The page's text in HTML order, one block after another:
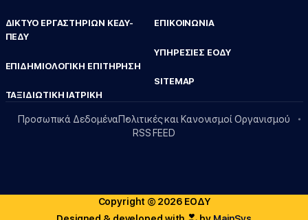
ΔΙΚΤΥΟ ΕΡΓΑΣΤΗΡΙΩΝ ΚΕΔΥ-
ΠΕΔΥ
ΕΠΙΔΗΜΙΟΛΟΓΙΚΗ ΕΠΙΤΗΡΗΣΗ
ΤΑΞΙΔΙΩΤΙΚΗ ΙΑΤΡΙΚΗ
ΕΠΙΚΟΙΝΩΝΙΑ
ΥΠΗΡΕΣΙΕΣ ΕΟΔΥ
SITEMAP
Προσωπικά ΔεδομέναΠολιτικές και Κανονισμοί Οργανισμού
RSS FEED
Copyright © 2026 ΕΟΔΥ